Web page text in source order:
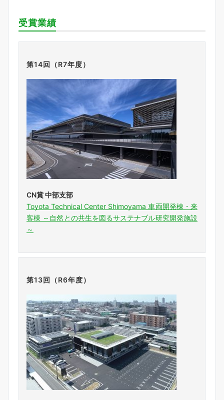
受賞業績
第14回（R7年度）
CN賞 中部支部
Toyota Technical Center Shimoyama 車両開発棟・来
客棟 ～自然との共生を図るサステナブル研究開発施設
～
第13回（R6年度）